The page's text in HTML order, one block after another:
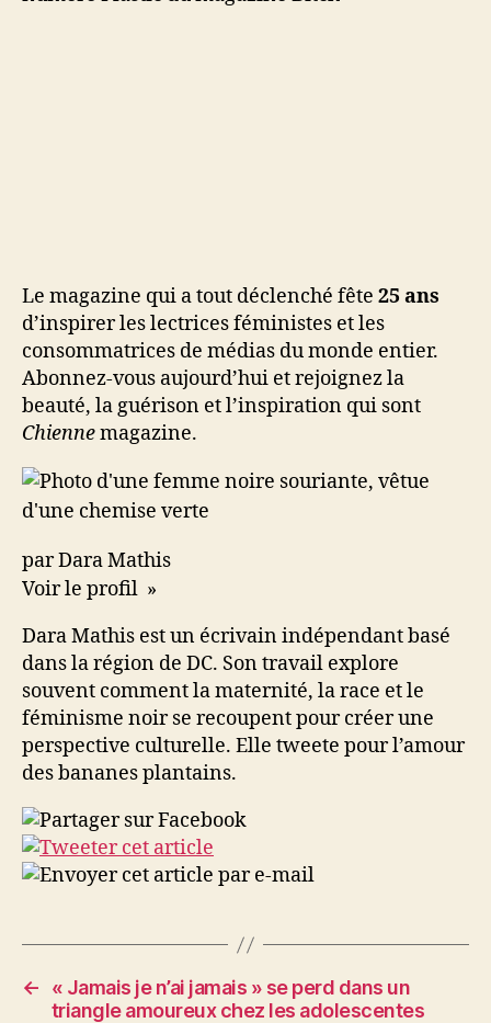
Le magazine qui a tout déclenché fête 25 ans
d’inspirer les lectrices féministes et les
consommatrices de médias du monde entier.
Abonnez-vous aujourd’hui et rejoignez la
beauté, la guérison et l’inspiration qui sont
Chiennemagazine.
par Dara Mathis
Voir le profil »
Dara Mathis est un écrivain indépendant basé
dans la région de DC. Son travail explore
souvent comment la maternité, la race et le
féminisme noir se recoupent pour créer une
perspective culturelle. Elle tweete pour l’amour
des bananes plantains.
←
« Jamais je n’ai jamais » se perd dans un
triangle amoureux chez les adolescentes